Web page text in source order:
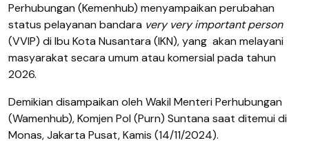
Perhubungan (Kemenhub) menyampaikan perubahan
status pelayanan bandara very very important person
(VVIP) di Ibu Kota Nusantara (IKN), yang akan melayani
masyarakat secara umum atau komersial pada tahun
2026.
Demikian disampaikan oleh Wakil Menteri Perhubungan
(Wamenhub), Komjen Pol (Purn) Suntana saat ditemui di
Monas, Jakarta Pusat, Kamis (14/11/2024).